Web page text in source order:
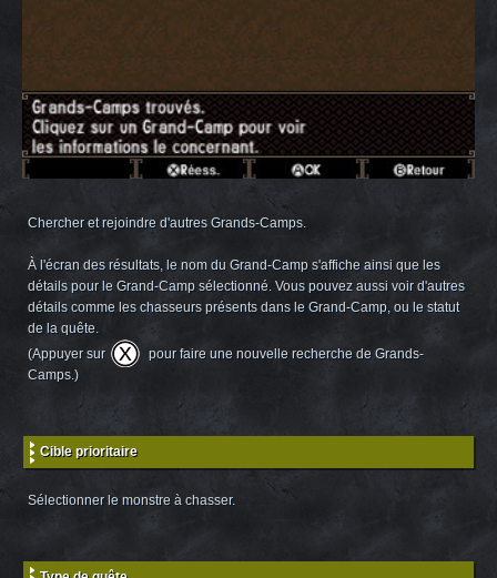
Chercher et rejoindre d'autres Grands-Camps.
À l'écran des résultats, le nom du Grand-Camp s'affiche ainsi que les
détails pour le Grand-Camp sélectionné. Vous pouvez aussi voir d'autres
détails comme les chasseurs présents dans le Grand-Camp, ou le statut
de la quête.
(Appuyer sur
pour faire une nouvelle recherche de Grands-
Camps.)
Cible prioritaire
Sélectionner le monstre à chasser.